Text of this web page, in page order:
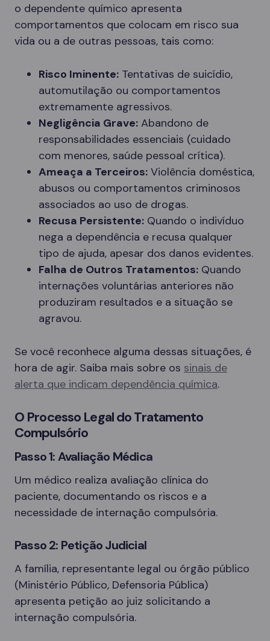
o dependente químico apresenta
comportamentos que colocam em risco sua
vida ou a de outras pessoas, tais como:
Risco Iminente: Tentativas de suicídio,
automutilação ou comportamentos
extremamente agressivos.
Negligência Grave: Abandono de
responsabilidades essenciais (cuidado
com menores, saúde pessoal crítica).
Ameaça a Terceiros: Violência doméstica,
abusos ou comportamentos criminosos
associados ao uso de drogas.
Recusa Persistente: Quando o indivíduo
nega a dependência e recusa qualquer
tipo de ajuda, apesar dos danos evidentes.
Falha de Outros Tratamentos: Quando
internações voluntárias anteriores não
produziram resultados e a situação se
agravou.
Se você reconhece alguma dessas situações, é
hora de agir. Saiba mais sobre os sinais de
alerta que indicam dependência química.
O Processo Legal do Tratamento
Compulsório
Passo 1: Avaliação Médica
Um médico realiza avaliação clínica do
paciente, documentando os riscos e a
necessidade de internação compulsória.
Passo 2: Petição Judicial
A família, representante legal ou órgão público
(Ministério Público, Defensoria Pública)
apresenta petição ao juiz solicitando a
internação compulsória.